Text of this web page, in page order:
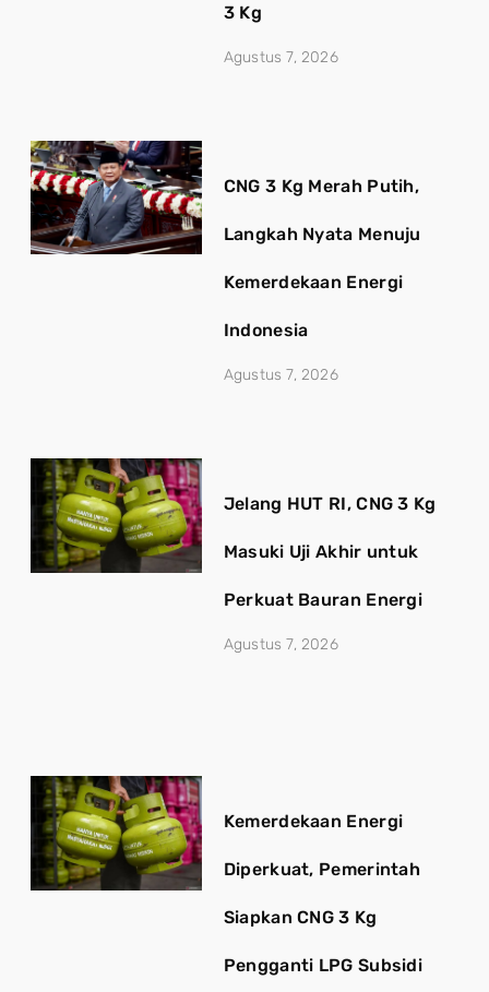
3 Kg
Agustus 7, 2026
CNG 3 Kg Merah Putih,
Langkah Nyata Menuju
Kemerdekaan Energi
Indonesia
Agustus 7, 2026
Jelang HUT RI, CNG 3 Kg
Masuki Uji Akhir untuk
Perkuat Bauran Energi
Agustus 7, 2026
Kemerdekaan Energi
Diperkuat, Pemerintah
Siapkan CNG 3 Kg
Pengganti LPG Subsidi